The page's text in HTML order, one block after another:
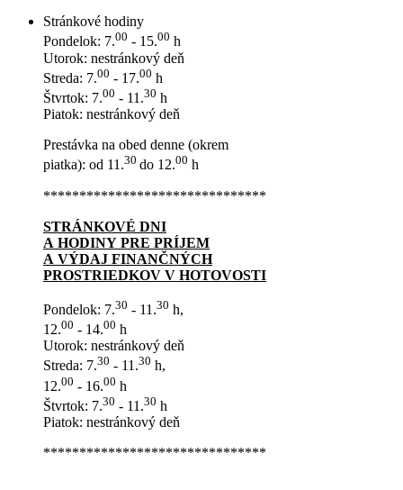
Stránkové hodiny
Pondelok: 7.00 - 15.00 h
Utorok: nestránkový deň
Streda: 7.00 - 17.00 h
Štvrtok: 7.00 - 11.30 h
Piatok: nestránkový deň
Prestávka na obed denne (okrem
piatka): od 11.30 do 12.00 h
*******************************
STRÁNKOVÉ DNI
A HODINY PRE PRÍJEM
A VÝDAJ FINANČNÝCH
PROSTRIEDKOV V HOTOVOSTI
Pondelok: 7.30 - 11.30 h,
12.00 - 14.00 h
Utorok: nestránkový deň
Streda: 7.30 - 11.30 h,
12.00 - 16.00 h
Štvrtok: 7.30 - 11.30 h
Piatok: nestránkový deň
*******************************